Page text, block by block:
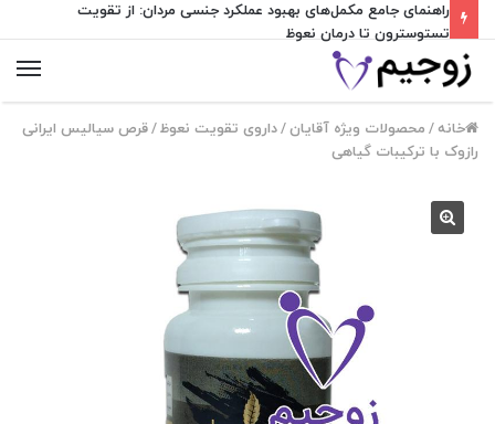
راهنمای جامع مکمل‌های بهبود عملکرد جنسی مردان: از تقویت
تستوسترون تا درمان نعوظ
خانه / محصولات ویژه آقایان/داروی تقویت نعوظ/قرص سیالیس ایرانی
رازوک با ترکیبات گیاهی